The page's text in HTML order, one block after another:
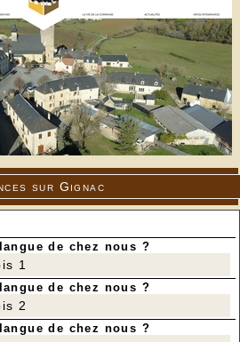
sur Gignac
de chez nous ?
1
de chez nous ?
2
de chez nous ?